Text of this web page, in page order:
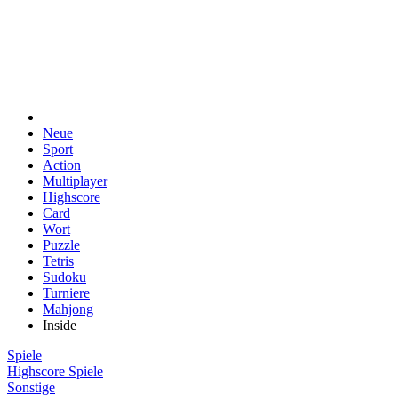
Neue
Sport
Action
Multiplayer
Highscore
Card
Wort
Puzzle
Tetris
Sudoku
Turniere
Mahjong
Inside
Spiele
Highscore Spiele
Sonstige